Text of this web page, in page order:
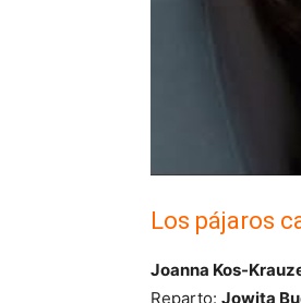
Los pájaros
Joanna Kos-
Reparto: Jowita